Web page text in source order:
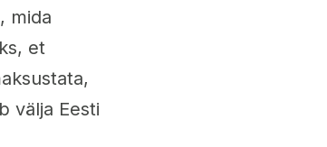
mida
et
välja Eesti